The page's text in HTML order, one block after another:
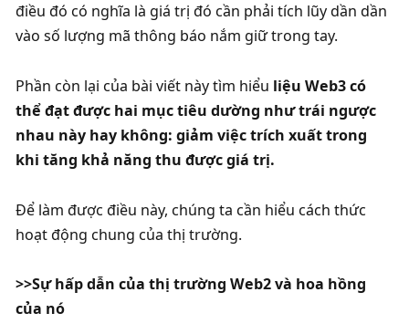
điều đó có nghĩa là giá trị đó cần phải tích lũy dần dần
vào số lượng mã thông báo nắm giữ trong tay.
Phần còn lại của bài viết này tìm hiểu liệu Web3 có
thể đạt được hai mục tiêu dường như trái ngược
nhau này hay không: giảm việc trích xuất trong
khi tăng khả năng thu được giá trị.
Để làm được điều này, chúng ta cần hiểu cách thức
hoạt động chung của thị trường.
>>Sự hấp dẫn của thị trường Web2 và hoa hồng
của nó‍‍